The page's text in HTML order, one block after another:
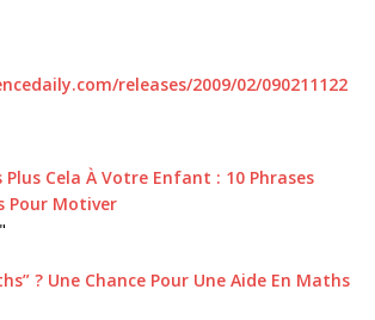
releases/2009/02/090211122
Plus Cela À Votre Enfant : 10 Phrases
Pour Motiver
? Une Chance Pour Une Aide En Maths